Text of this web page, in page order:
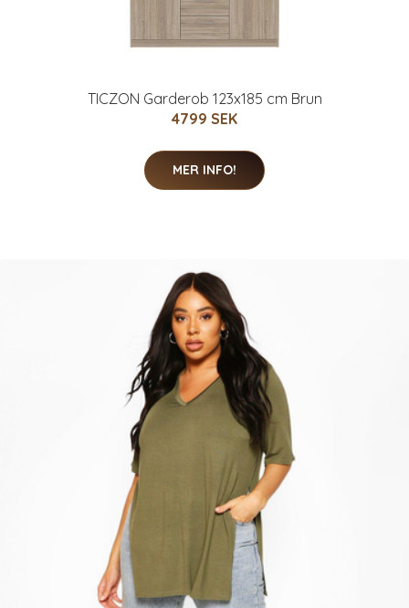
TICZON Garderob 123x185 cm Brun
4799 SEK
MER INFO!